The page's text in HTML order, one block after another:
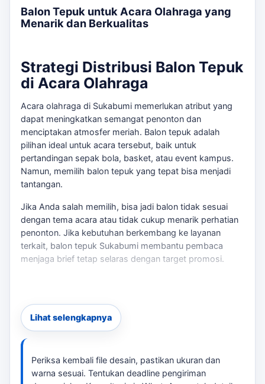
Balon Tepuk untuk Acara Olahraga yang
Menarik dan Berkualitas
Strategi Distribusi Balon Tepuk
di Acara Olahraga
Acara olahraga di Sukabumi memerlukan atribut yang
dapat meningkatkan semangat penonton dan
menciptakan atmosfer meriah. Balon tepuk adalah
pilihan ideal untuk acara tersebut, baik untuk
pertandingan sepak bola, basket, atau event kampus.
Namun, memilih balon tepuk yang tepat bisa menjadi
tantangan.
Jika Anda salah memilih, bisa jadi balon tidak sesuai
dengan tema acara atau tidak cukup menarik perhatian
penonton. Jika kebutuhan berkembang ke layanan
terkait, balon tepuk Sukabumi membantu pembaca
menjaga brief tetap selaras dengan target promosi.
Anda. tersedia balon tepuk dengan desain custom yang
mencerminkan identitas acara Anda. Pastikan untuk
memberikan file desain yang sesuai agar hasil cetak
memuaskan. Jika kebutuhan berkembang ke layanan
terkait,balon tepuk untuk promosi Sukabumimembantu
pembaca menjaga brief tetap selaras dengan target
Lihat selengkapnya
Periksa kembali file desain, pastikan ukuran dan
warna sesuai. Tentukan deadline pengiriman